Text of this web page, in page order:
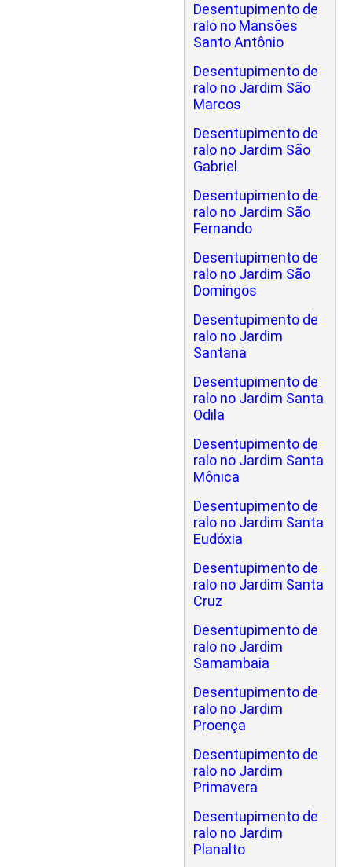
Desentupimento de
ralo no Mansões
Santo Antônio
Desentupimento de
ralo no Jardim São
Marcos
Desentupimento de
ralo no Jardim São
Gabriel
Desentupimento de
ralo no Jardim São
Fernando
Desentupimento de
ralo no Jardim São
Domingos
Desentupimento de
ralo no Jardim
Santana
Desentupimento de
ralo no Jardim Santa
Odila
Desentupimento de
ralo no Jardim Santa
Mônica
Desentupimento de
ralo no Jardim Santa
Eudóxia
Desentupimento de
ralo no Jardim Santa
Cruz
Desentupimento de
ralo no Jardim
Samambaia
Desentupimento de
ralo no Jardim
Proença
Desentupimento de
ralo no Jardim
Primavera
Desentupimento de
ralo no Jardim
Planalto